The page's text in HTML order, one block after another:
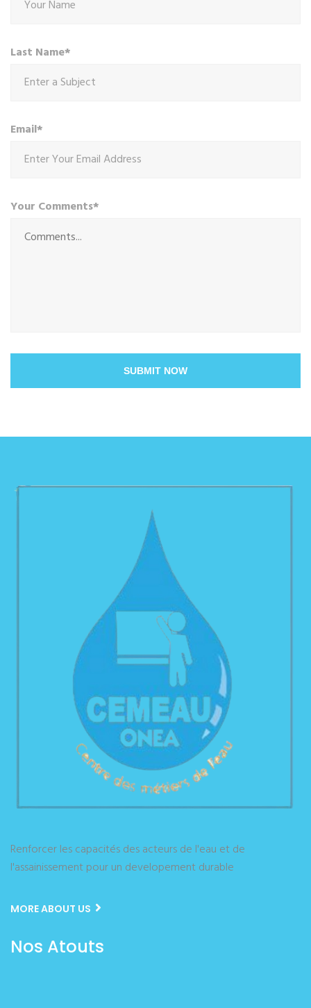
Last Name*
Email*
Your Comments*
SUBMIT NOW
Renforcer les capacités des acteurs de l'eau et de
l'assainissement pour un developement durable
MORE ABOUT US
Nos Atouts